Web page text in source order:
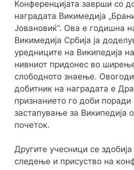
Конференцијата заврши со
наградата Викимедија
Јовановиќ“. Ова е годишна
Викимедија Србија ја
уредниците на Википедија
нивниот придонес во
слободното знаење.
добитник на наградата е
признанието го доби поради
застапување за Википедија
почеток.
Другите учесници се
следење и присуство на